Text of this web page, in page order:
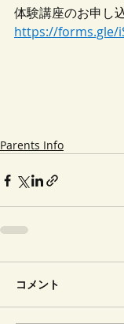
体験講座のお申し
https://forms.gle/
Parents Info
コメント